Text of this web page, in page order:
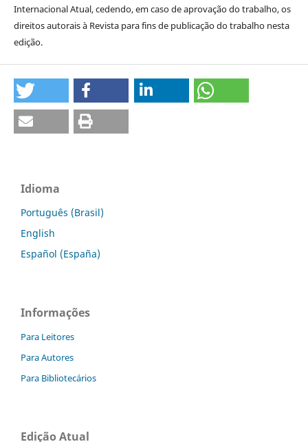
Internacional Atual, cedendo, em caso de aprovação do trabalho, os
direitos autorais à Revista para fins de publicação do trabalho nesta
edição.
Idioma
Português (Brasil)
English
Español (España)
Informações
Para Leitores
Para Autores
Para Bibliotecários
Edição Atual